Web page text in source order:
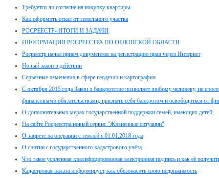
Требуется ли согласие на покупку квартиры
Как оформить отказ от земельного участка
РОСРЕЕСТР- ИТОГИ И ЗАДАЧИ
ИНФОРМАЦИЯ РОСРЕЕСТРА ПО ОРЛОВСКОЙ ОБЛАСТИ
Росреестр начал прием документов на регистрацию прав через Интернет
Новый закон в действии
Серьезные изменения в сфере геодезии и картографии
С октября 2015 года Закон о банкротстве позволяет любому человеку, не
финансовыми обязательствами, признать себя банкротом и освободиться от
О дополнительных мерах государственной поддержки семей, имеющих детей
На сайте Росреестра новый сервис "Жизненные ситуации"
О запрете на операции с землёй с 01.01.2018 года
О снятии с государственного кадастрового учёта
Что такое усиленная квалифицированная электронная подпись и как её
Кадастровая палата информирует, как обезопасить свою недвижимость